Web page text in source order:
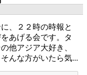
、２２時の時報と
あげる会です。タ
他アジア大好き、
んな方がいたら気...